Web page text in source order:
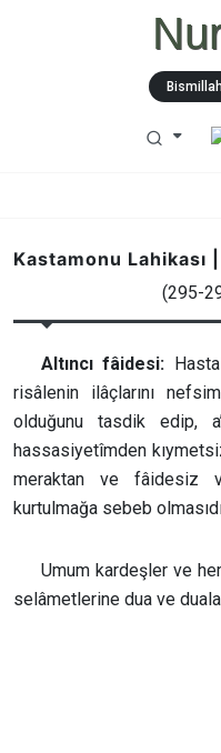
Kastamonu Lahikası
(295-
Altıncı fâidesi:
risâlenin ilâçlarını
olduğunu tasdik edip,
hassasiyetîmden
meraktan ve fâidesiz
kurtulmağa sebeb
Umum kardeşler ve
selâmetlerine dua ve